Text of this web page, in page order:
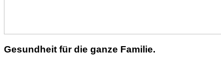
Gesundheit für die ganze Familie.